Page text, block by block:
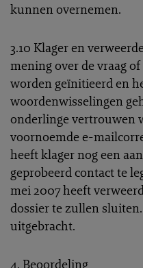
kunnen overnemen.
3.10 Klager en
mening over de vraag
worden geïnitieerd en
woordenwisselingen
onderlinge vertrouwen
voornoemde e-
heeft klager nog een
geprobeerd contact te
mei 2007 heeft
dossier te zullen
uitgebracht.
4. Beoordeling